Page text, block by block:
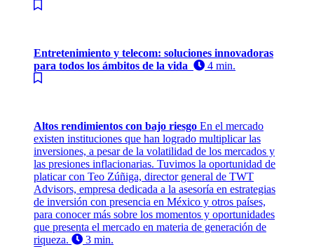
Entretenimiento y telecom: soluciones innovadoras
para todos los ámbitos de la vida
4 min.
Altos rendimientos con bajo riesgo En el mercado
existen instituciones que han logrado multiplicar las
inversiones, a pesar de la volatilidad de los mercados y
las presiones inflacionarias. Tuvimos la oportunidad de
platicar con Teo Zúñiga, director general de TWT
Advisors, empresa dedicada a la asesoría en estrategias
de inversión con presencia en México y otros países,
para conocer más sobre los momentos y oportunidades
que presenta el mercado en materia de generación de
riqueza.
3 min.